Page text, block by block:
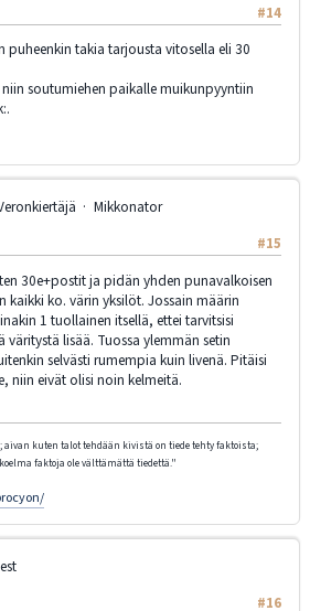
#14
takia tarjousta vitosella eli 30
soutumiehen paikalle muikunpyyntiin
Mikkonator
#15
30e+postit ja pidän yhden punavalkoisen
kaikki ko. värin yksilöt. Jossain määrin
1 tuollainen itsellä, ettei tarvitsisi
lisää. Tuossa ylemmän setin
selvästi rumempia kuin livenä. Pitäisi
niin eivät olisi noin kelmeitä.
aivan kuten talot tehdään kivistä on tiede tehty faktoista;
faktoja ole välttämättä tiedettä."
#16